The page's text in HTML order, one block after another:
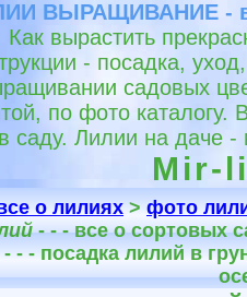
ВЫРАЩИВАНИЕ -
Как вырастить
- посадка,
садовых
по фото
саду. Лилии на даче -
Mir-
о лилиях>фото
- - - все о сортовых
- - посадка лилий в